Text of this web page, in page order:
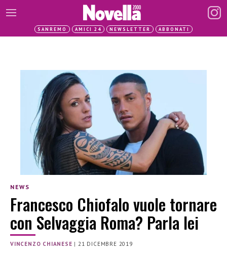
SANREMO AMICI 24 NEWSLETTER ABBONATI
NEWS
Francesco Chiofalo vuole tornare
con Selvaggia Roma? Parla lei
VINCENZO CHIANESE |21 DICEMBRE 2019